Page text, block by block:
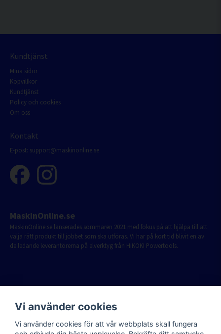
Kundtjänst
Mina sidor
Köpvillkor
Kundtjänst
Policy och cookies
Om oss
Kontakt
E-post: support@maskinonline.se
MaskinOnline.se
MaskinOnline.se lanserades sommaren 2021 med fokus på att hjälpa till att
välja rätt produkt till jobbet som ska utföras. Vi har på kort tid blivit en av
de ledande leverantörerna på elverktyg från HiKOKI Powertools.
Vi använder cookies
Vi använder cookies för att vår webbplats skall fungera